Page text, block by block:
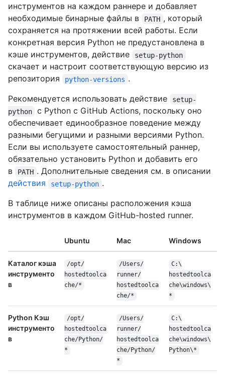
инструментов на каждом раннере и добавляет
необходимые бинарные файлы в
PATH , который
сохраняется на протяжении всей работы. Если
конкретная версия Python не предустановлена в
кэше инструментов, действие
setup-python
скачает и настроит соответствующую версию из
репозитория
python-versions .
Рекомендуется использовать действие
setup-
python
с Python с GitHub Actions, поскольку оно
обеспечивает единообразное поведение между
разными бегущими и разными версиями Python.
Если вы используете самостоятельный раннер,
обязательно установить Python и добавить его
в
PATH . Дополнительные сведения см. в описании
действия
setup-python .
В таблице ниже описаны расположения кэша
инструментов в каждом GitHub-hosted runner.
Ubuntu Mac Windows
Каталог кэша
инструменто
в
/opt/
hostedtoolca
che/*
/Users/
runner/
hostedtoolca
che/*
C:\
hostedtoolca
che\windows\
*
Python Кэш
инструменто
в
/opt/
hostedtoolca
che/Python/
*
/Users/
runner/
hostedtoolca
che/Python/
*
C:\
hostedtoolca
che\windows\
Python\*